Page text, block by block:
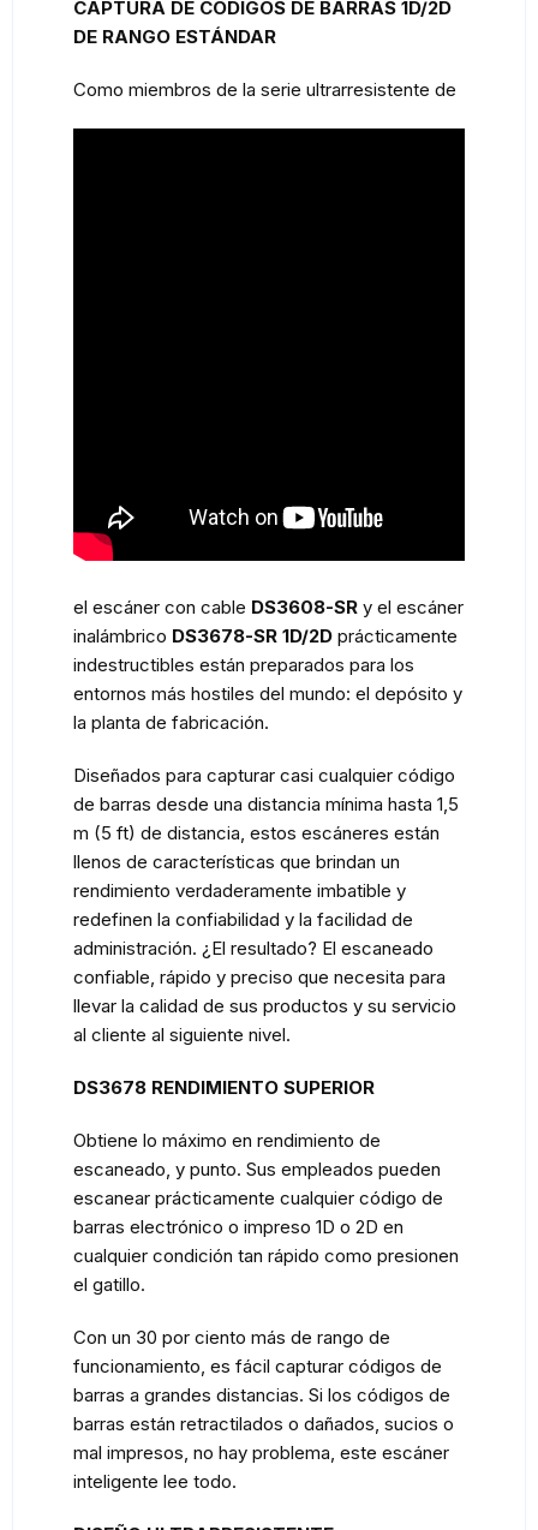
CAPTURA DE CÓDIGOS DE BARRAS 1D/2D
DE RANGO ESTÁNDAR
Como miembros de la serie ultrarresistente de
el escáner con cable DS3608-SR y el escáner
inalámbrico DS3678-SR 1D/2D prácticamente
indestructibles están preparados para los
entornos más hostiles del mundo: el depósito y
la planta de fabricación.
Diseñados para capturar casi cualquier código
de barras desde una distancia mínima hasta 1,5
m (5 ft) de distancia, estos escáneres están
llenos de características que brindan un
rendimiento verdaderamente imbatible y
redefinen la confiabilidad y la facilidad de
administración. ¿El resultado? El escaneado
confiable, rápido y preciso que necesita para
llevar la calidad de sus productos y su servicio
al cliente al siguiente nivel.
DS3678 RENDIMIENTO SUPERIOR
Obtiene lo máximo en rendimiento de
escaneado, y punto. Sus empleados pueden
escanear prácticamente cualquier código de
barras electrónico o impreso 1D o 2D en
cualquier condición tan rápido como presionen
el gatillo.
Con un 30 por ciento más de rango de
funcionamiento, es fácil capturar códigos de
barras a grandes distancias. Si los códigos de
barras están retractilados o dañados, sucios o
mal impresos, no hay problema, este escáner
inteligente lee todo.